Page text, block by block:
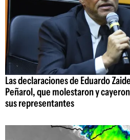
Las declaraciones de Eduardo
Peñarol, que molestaron y
sus representantes